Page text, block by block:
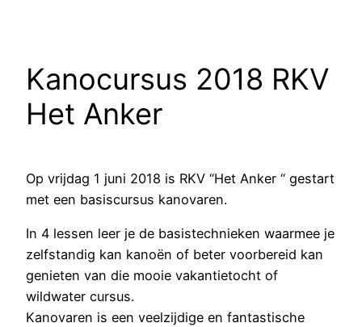
Kanocursus 2018 RKV
Het Anker
Op vrijdag 1 juni 2018 is RKV “Het Anker “ gestart
met een basiscursus kanovaren.
In 4 lessen leer je de basistechnieken waarmee je
zelfstandig kan kanoën of beter voorbereid kan
genieten van die mooie vakantietocht of
wildwater cursus.
Kanovaren is een veelzijdige en fantastische